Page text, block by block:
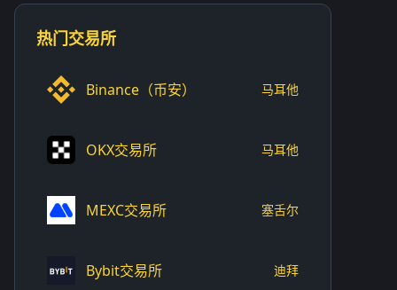
热门交易所
Binance（币安） 马耳他
OKX交易所 马耳他
MEXC交易所 塞舌尔
Bybit交易所 迪拜